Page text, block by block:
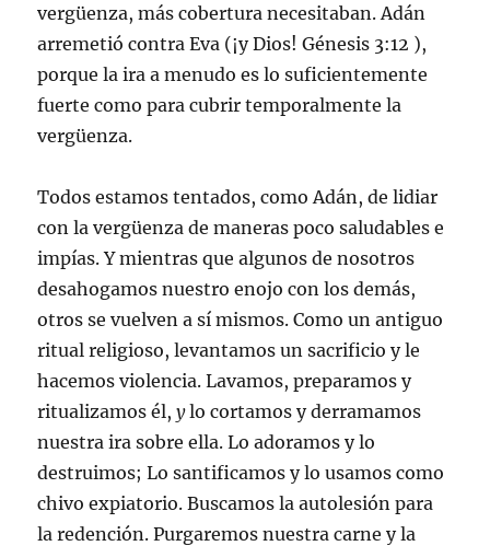
vergüenza, más cobertura necesitaban. Adán
arremetió contra Eva (¡y Dios!Génesis 3:12 ),
porque la ira a menudo es lo suficientemente
fuerte como para cubrir temporalmente la
vergüenza.
Todos estamos tentados, como Adán, de lidiar
con la vergüenza de maneras poco saludables e
impías. Y mientras que algunos de nosotros
desahogamos nuestro enojo con los demás,
otros se vuelven a sí mismos. Como un antiguo
ritual religioso, levantamos un sacrificio y le
hacemos violencia. Lavamos, preparamos y
ritualizamos él,ylo cortamos y derramamos
nuestra ira sobre ella. Lo adoramos y lo
destruimos; Lo santificamos y lo usamos como
chivo expiatorio. Buscamos la autolesión para
la redención. Purgaremos nuestra carne y la